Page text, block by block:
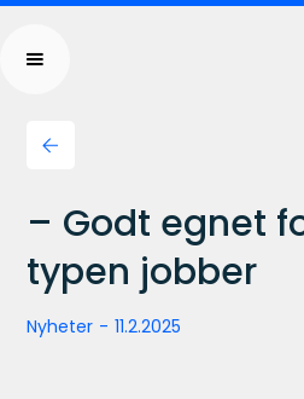
– Godt egnet
typen jobber
Nyheter - 11.2.2025